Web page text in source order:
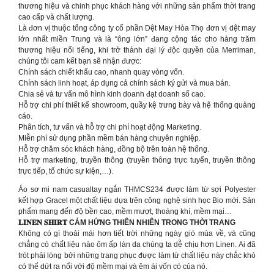
thương hiệu và chinh phục khách hàng với những sản phẩm thời trang
cao cấp và chất lượng.
Là đơn vị thuộc tổng công ty cổ phần Dệt May Hòa Thọ đơn vị dệt may
lớn nhất miền Trung và là “ông lớn” đang cộng tác cho hàng trăm
thương hiệu nổi tiếng, khi trở thành đại lý độc quyền của Merriman,
chúng tôi cam kết bạn sẽ nhận được:
Chính sách chiết khấu cao, nhanh quay vòng vốn.
Chính sách linh hoạt, áp dụng cả chính sách ký gửi và mua bán.
Chia sẻ và tư vấn mô hình kinh doanh đạt doanh số cao.
Hỗ trợ chi phí thiết kế showroom, quầy kệ trưng bày và hệ thống quảng
cáo.
Phân tích, tư vấn và hỗ trợ chi phí hoạt động Marketing.
Miễn phí sử dụng phần mềm bán hàng chuyên nghiệp.
Hỗ trợ chăm sóc khách hàng, đồng bộ trên toàn hệ thống.
Hỗ trợ marketing, truyền thông (truyền thông trực tuyến, truyền thông
trực tiếp, tổ chức sự kiện,…).
Áo sơ mi nam casualtay ngắn THMCS234 được làm từ sợi Polyester
kết hợp Gracel một chất liệu dựa trên công nghệ sinh học Bio mới. Sản
phẩm mang đến độ bền cao, mềm mượt, thoáng khí, mềm mại…
𝐋𝐈𝐍𝐄𝐍 𝐒𝐇𝐈𝐑𝐓 CẢM HỨNG THIÊN NHIÊN TRONG THỜI TRANG
Không có gì thoải mái hơn tiết trời những ngày gió mùa về, và cũng
chẳng có chất liệu nào ôm ấp làn da chúng ta dễ chịu hơn Linen. Ai đã
trót phải lòng bởi những trang phục được làm từ chất liệu này chắc khó
có thể dứt ra nổi với độ mềm mại và êm ái vốn có của nó.